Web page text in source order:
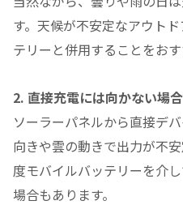
す。天候が不安定なアウト
テリーと併用することをおす
2. 直接充電には向かない場
ソーラーパネルから直接デ
向きや雲の動きで出力が不
度モバイルバッテリーを介
場合もあります。